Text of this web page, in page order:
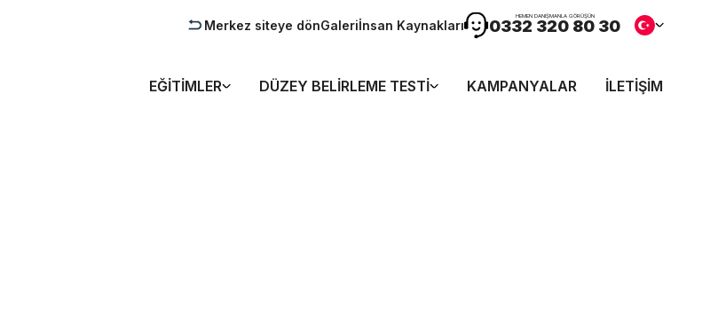
Merkez siteye dönGaleriİnsan Kaynakları
HEMEN DANIŞMANLA GÖRÜŞÜN
0332 320 80 30
EĞITIMLER DÜZEY BELIRLEME TESTI KAMPANYALAR İLETIŞIM